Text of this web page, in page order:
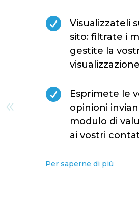

Visualizzateli
sito: filtrate i
gestite la
visualizzazione

Esprimete le
opinioni
modulo di
ai vostri
Per saperne di più